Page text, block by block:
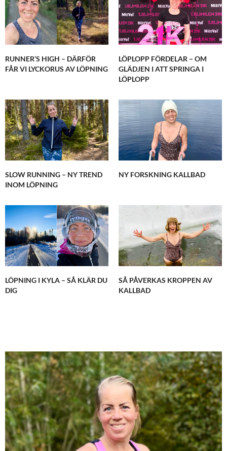
RUNNER’S HIGH – DÄRFÖR
FÅR VI LYCKORUS AV LÖPNING
LÖPLOPP FÖRDELAR – OM
GLÄDJEN I ATT SPRINGA I
LÖPLOPP
SLOW RUNNING – NY TREND
INOM LÖPNING
NY FORSKNING KALLBAD
LÖPNING I KYLA – SÅ KLÄR DU
DIG
SÅ PÅVERKAS KROPPEN AV
KALLBAD